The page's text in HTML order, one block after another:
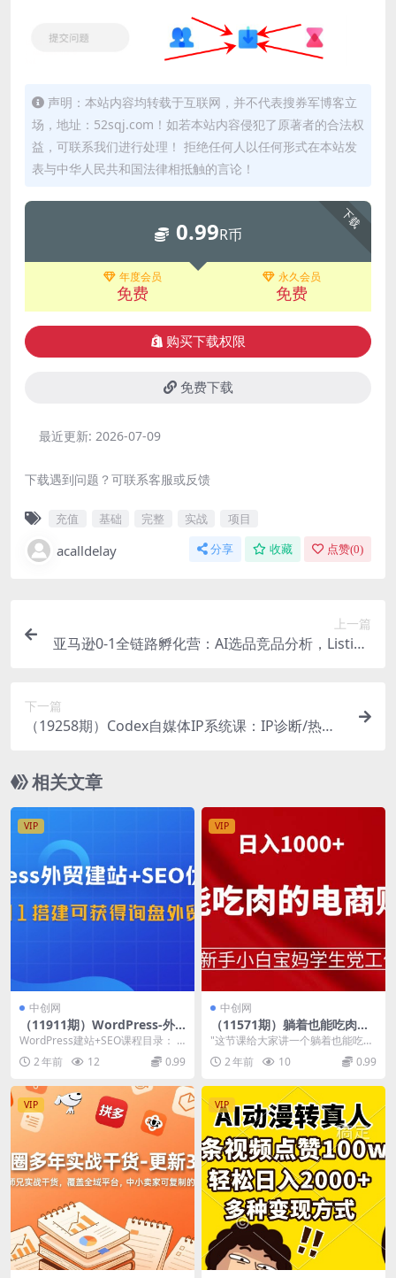
声明：本站内容均转载于互联网，并不代表搜券军博客立
场，地址：52sqj.com！如若本站内容侵犯了原著者的合法权
益，可联系我们进行处理！ 拒绝任何人以任何形式在本站发
表与中华人民共和国法律相抵触的言论！
下载
0.99R币
年度会员
免费
永久会员
免费
购买下载权限
免费下载
最近更新: 2026-07-09
下载遇到问题？可联系客服或反馈
充值 基础 完整 实战 项目
acalldelay 分享 收藏 点赞(0)
上一篇
亚马逊0-1全链路孵化营：AI选品竞品分析，Listing
下一篇
（19258期）Codex自媒体IP系统课：IP诊断/热点
教程
相关文章
VIP
中创网
（11911期）WordPress-外
贸建站+SEO优化教程：从0到
1搭建可获得询盘外贸网站-57
节课
WordPress建站+SEO课程目录： 1.
域名和服务器购买2. 域名基础设...
2 年前 12 0.99
VIP
中创网
（11571期）躺着也能吃肉的
电商赚钱项目，日入1000+，
适合新手小白宝妈学生党工作
室
"这节课给大家讲一个躺着也能吃肉
的电商赚钱项目，日入1000+，适
合新...2 年前 10 0.99
VIP VIP